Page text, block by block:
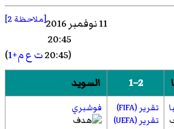
11 نوفمبر 2016 [ملاحظة 2]
20:45
(20:45
ت ع م+1 )
2–1 السويد
تقرير (FIFA)
تقرير (UEFA)
فوشبري